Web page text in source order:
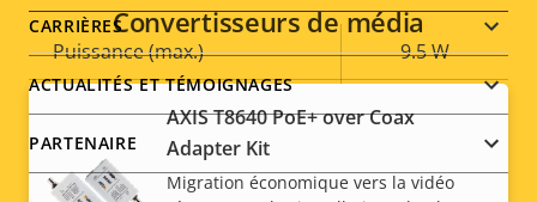
Description
de la
propriété
Valeur de
la
propriété
Puissance (max.) 9.5 W
Puissance (moyenne) 4.3 W
Tension d'entrée CC
Convertisseurs de média
AXIS T8640 PoE+ over Coax
Adapter Kit
Migration économique vers la vidéo
CARRIÈRES
ACTUALITÉS ET TÉMOIGNAGES
PARTENAIRE